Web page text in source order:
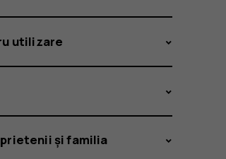
utilizare
și familia